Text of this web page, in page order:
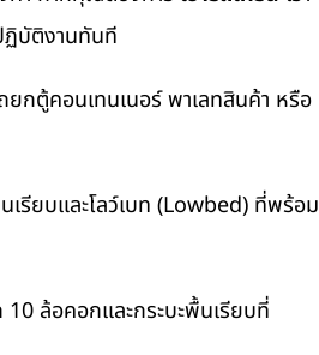
บัติงานทันที
ยกตู้คอนเทนเนอร์ พาเลทสินค้า หรือ
รียบและโลว์เบท (Lowbed) ที่พร้อม
ล้อคอกและกระบะพื้นเรียบที่